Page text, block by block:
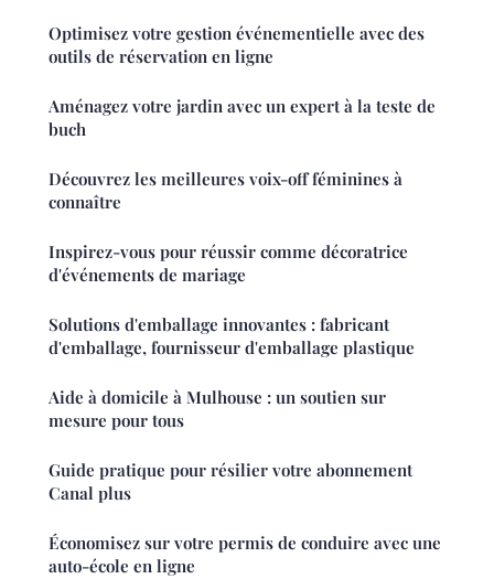
Optimisez votre gestion événementielle avec des
outils de réservation en ligne
Aménagez votre jardin avec un expert à la teste de
buch
Découvrez les meilleures voix-off féminines à
connaître
Inspirez-vous pour réussir comme décoratrice
d'événements de mariage
Solutions d'emballage innovantes : fabricant
d'emballage, fournisseur d'emballage plastique
Aide à domicile à Mulhouse : un soutien sur
mesure pour tous
Guide pratique pour résilier votre abonnement
Canal plus
Économisez sur votre permis de conduire avec une
auto-école en ligne